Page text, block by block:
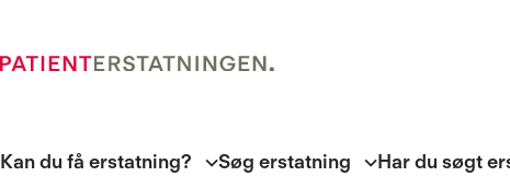
Kan du få erstatning? Søg erstatning Har du søgt